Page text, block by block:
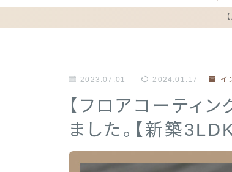
2023.07.01 2024.01.17 イ
【フロアコーティ
ました。【新築